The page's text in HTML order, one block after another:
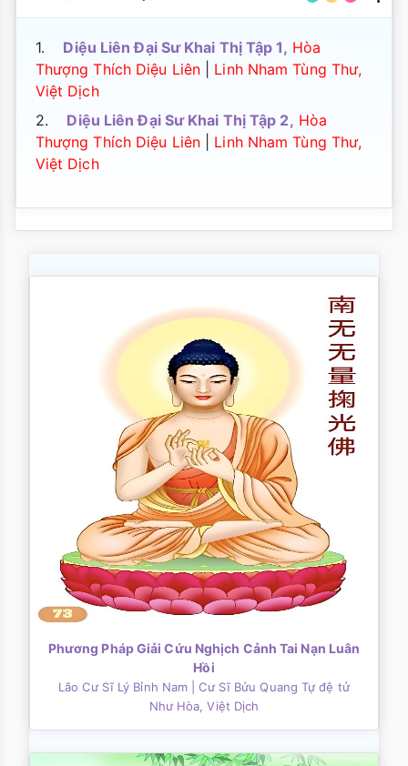
1. Diệu Liên Đại Sư Khai Thị Tập 1, Hòa
Thượng Thích Diệu Liên
Linh Nham Tùng Thư,
Việt Dịch
2. Diệu Liên Đại Sư Khai Thị Tập 2, Hòa
Thượng Thích Diệu Liên
Linh Nham Tùng Thư,
Việt Dịch
Phương Pháp Giải Cứu Nghịch Cảnh Tai Nạn Luân
Hồi
Lão Cư Sĩ Lý Bỉnh Nam
| Cư Sĩ Bửu Quang Tự đệ tử
Như Hòa, Việt Dịch